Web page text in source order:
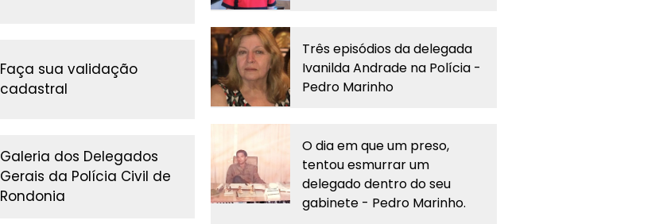
Faça sua validação
cadastral
Galeria dos Delegados
Gerais da Polícia Civil de
Rondonia
Três episódios da delegada
Ivanilda Andrade na Polícia -
Pedro Marinho
O dia em que um preso,
tentou esmurrar um
delegado dentro do seu
gabinete - Pedro Marinho.